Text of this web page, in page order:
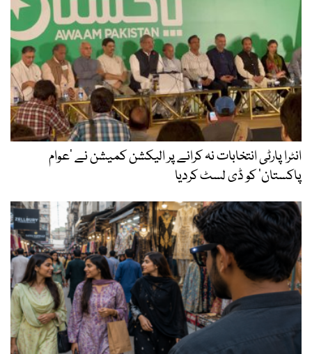
انٹرا پارٹی انتخابات نہ کرانے پر الیکشن کمیشن نے ’عوام
پاکستان‘ کو ڈی لسٹ کردیا